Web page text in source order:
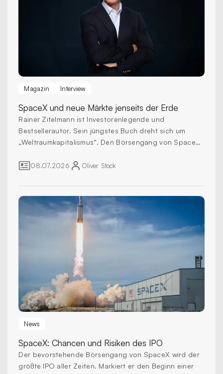
Magazin Interview
SpaceX und neue Märkte jenseits der Erde
Rainer Zitelmann ist Investorenlegende und
Bestsellerautor. Sein jüngstes Buch dreht sich um
„Weltraumkapitalismus“. Den Börsengang von SpaceX
08.07.2026 Oliver Stock
News
SpaceX:Chancen und Risiken des IPO
Der bevorstehende Börsengang von SpaceX wird der
größte IPO aller Zeiten. Markiert er den Beginn einer